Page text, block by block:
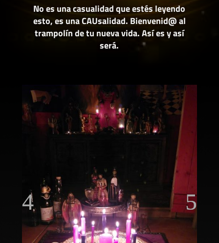
No es una casualidad que estés leyendo
esto, es una CAUsalidad. Bienvenid@ al
trampolín de tu nueva vida. Así es y así
será.